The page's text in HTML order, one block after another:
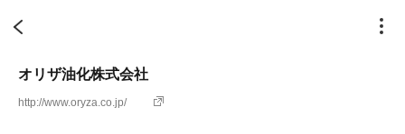
オリザ油化株式会社
http://www.oryza.co.jp/